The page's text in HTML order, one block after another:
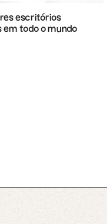
escritórios
em todo o mundo